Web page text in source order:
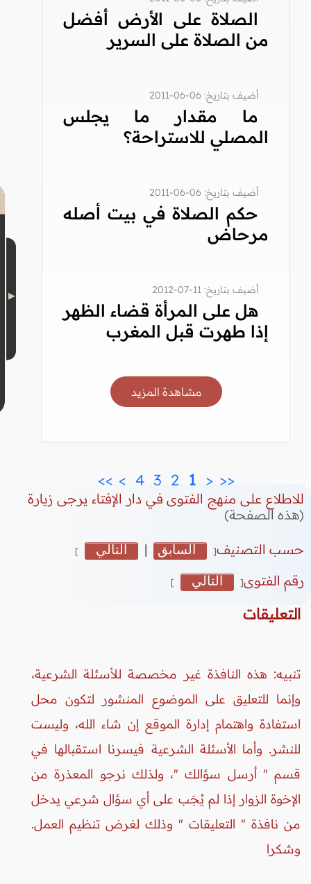
الصلاة على الأرض أفضل
من الصلاة على السرير
أضيف بتاريخ: 06-06-2011
ما مقدار ما يجلس
المصلي للاستراحة؟
أضيف بتاريخ: 06-06-2011
حكم الصلاة في بيت أصله
مرحاض
أضيف بتاريخ: 11-07-2012
هل على المرأة قضاء الظهر
إذا طهرت قبل المغرب
مشاهدة المزيد
<<
<
1
2
>
>>
للاطلاع على منهج الفتوى في دار الإفتاء يرجى زيارة
(هذه الصفحة)
حسب التصنيف[ السابق | التالي ]
رقم الفتوى[ التالي ]
التعليقات
تنبيه: هذه النافذة غير مخصصة للأسئلة الشرعية،
وإنما للتعليق على الموضوع المنشور لتكون محل
استفادة واهتمام إدارة الموقع إن شاء الله، وليست
للنشر. وأما الأسئلة الشرعية فيسرنا استقبالها في
قسم " أرسل سؤالك "، ولذلك نرجو المعذرة من
الإخوة الزوار إذا لم يُجَب على أي سؤال شرعي يدخل
من نافذة " التعليقات " وذلك لغرض تنظيم العمل.
وشكرا